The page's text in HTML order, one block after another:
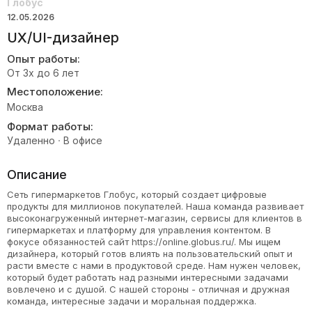
Глобус
12.05.2026
UX/UI-дизайнер
Опыт работы:
От 3х до 6 лет
Местоположение:
Москва
Формат работы:
Удаленно В офисе
Описание
Сеть гипермаркетов Глобус, который создает цифровые
продукты для миллионов покупателей. Наша команда развивает
высоконагруженный интернет-магазин, сервисы для клиентов в
гипермаркетах и платформу для управления контентом. В
фокусе обязанностей сайт https://online.globus.ru/. Мы ищем
дизайнера, который готов влиять на пользовательский опыт и
расти вместе с нами в продуктовой среде. Нам нужен человек,
который будет работать над разными интересными задачами
вовлечено и с душой. С нашей стороны - отличная и дружная
команда, интересные задачи и моральная поддержка.